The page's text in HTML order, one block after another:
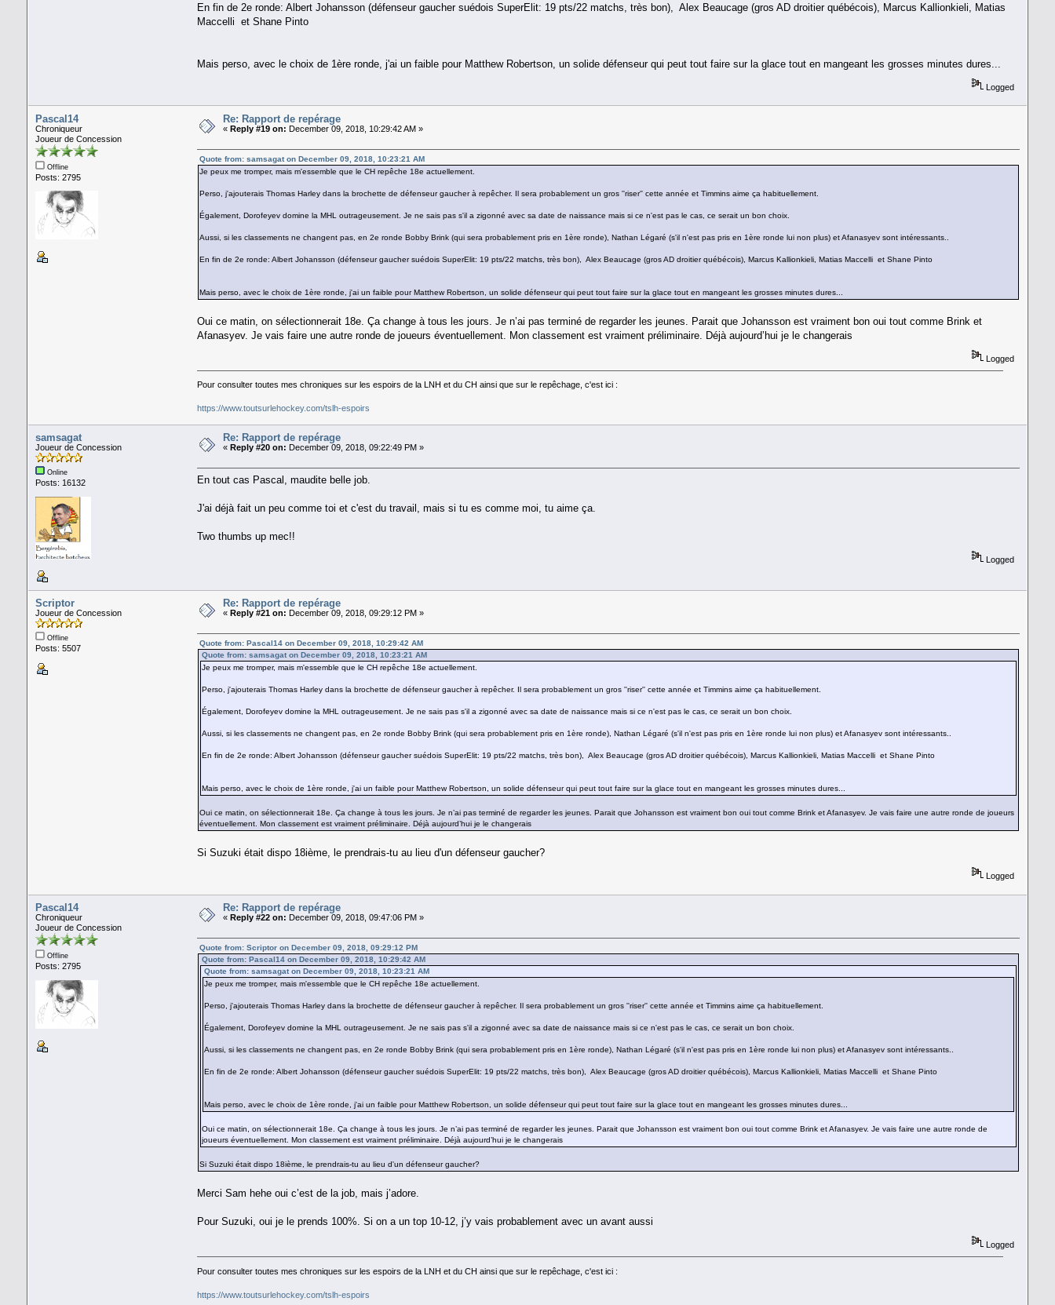
En fin de 2e ronde: Albert Johansson (défenseur gaucher suédois SuperElit: 19 pts/22 matchs, très bon), Alex Beaucage (gros AD droitier québécois), Marcus Kallionkieli, Matias
Maccelli et Shane Pinto
Mais perso, avec le choix de 1ère ronde, j'ai un faible pour Matthew Robertson, un solide défenseur qui peut tout faire sur la glace tout en mangeant les grosses minutes dures...
Logged
Pascal14
Chroniqueur
Joueur de Concession
Offline
Posts: 2795
Re: Rapport de repérage
« Reply #19 on: December 09, 2018, 10:29:42 AM »
Quote from: samsagat on December 09, 2018, 10:23:21 AM
Je peux me tromper, mais m'essemble que le CH repêche 18e actuellement.
Perso, j'ajouterais Thomas Harley dans la brochette de défenseur gaucher à repêcher. Il sera probablement un gros ''riser'' cette année et Timmins aime ça habituellement.
Également, Dorofeyev domine la MHL outrageusement. Je ne sais pas s'il a zigonné avec sa date de naissance mais si ce n'est pas le cas, ce serait un bon choix.
Aussi, si les classements ne changent pas, en 2e ronde Bobby Brink (qui sera probablement pris en 1ère ronde), Nathan Légaré (s'il n'est pas pris en 1ère ronde lui non plus) et Afanasyev sont intéressants..
En fin de 2e ronde: Albert Johansson (défenseur gaucher suédois SuperElit: 19 pts/22 matchs, très bon), Alex Beaucage (gros AD droitier québécois), Marcus Kallionkieli, Matias Maccelli et Shane Pinto
Mais perso, avec le choix de 1ère ronde, j'ai un faible pour Matthew Robertson, un solide défenseur qui peut tout faire sur la glace tout en mangeant les grosses minutes dures...
Oui ce matin, on sélectionnerait 18e. Ça change à tous les jours. Je n’ai pas terminé de regarder les jeunes. Parait que Johansson est vraiment bon oui tout comme Brink et
Afanasyev. Je vais faire une autre ronde de joueurs éventuellement. Mon classement est vraiment préliminaire. Déjà aujourd’hui je le changerais
Logged
Pour consulter toutes mes chroniques sur les espoirs de la LNH et du CH ainsi que sur le repêchage, c'est ici :
https://www.toutsurlehockey.com/tslh-espoirs
samsagat
Joueur de Concession
Online
Posts: 16132
Re: Rapport de repérage
« Reply #20 on: December 09, 2018, 09:22:49 PM »
En tout cas Pascal, maudite belle job.
J'ai déjà fait un peu comme toi et c'est du travail, mais si tu es comme moi, tu aime ça.
Two thumbs up mec!!
Logged
Scriptor
Joueur de Concession
Offline
Posts: 5507
Re: Rapport de repérage
« Reply #21 on: December 09, 2018, 09:29:12 PM »
Quote from: Pascal14 on December 09, 2018, 10:29:42 AM
Quote from: samsagat on December 09, 2018, 10:23:21 AM
Je peux me tromper, mais m'essemble que le CH repêche 18e actuellement.
Perso, j'ajouterais Thomas Harley dans la brochette de défenseur gaucher à repêcher. Il sera probablement un gros ''riser'' cette année et Timmins aime ça habituellement.
Également, Dorofeyev domine la MHL outrageusement. Je ne sais pas s'il a zigonné avec sa date de naissance mais si ce n'est pas le cas, ce serait un bon choix.
Aussi, si les classements ne changent pas, en 2e ronde Bobby Brink (qui sera probablement pris en 1ère ronde), Nathan Légaré (s'il n'est pas pris en 1ère ronde lui non plus) et Afanasyev sont intéressants..
En fin de 2e ronde: Albert Johansson (défenseur gaucher suédois SuperElit: 19 pts/22 matchs, très bon), Alex Beaucage (gros AD droitier québécois), Marcus Kallionkieli, Matias Maccelli et Shane Pinto
Mais perso, avec le choix de 1ère ronde, j'ai un faible pour Matthew Robertson, un solide défenseur qui peut tout faire sur la glace tout en mangeant les grosses minutes dures...
Oui ce matin, on sélectionnerait 18e. Ça change à tous les jours. Je n’ai pas terminé de regarder les jeunes. Parait que Johansson est vraiment bon oui tout comme Brink et Afanasyev. Je vais faire une autre ronde de joueurs
éventuellement. Mon classement est vraiment préliminaire. Déjà aujourd’hui je le changerais
Si Suzuki était dispo 18ième, le prendrais-tu au lieu d'un défenseur gaucher?
Logged
Pascal14
Chroniqueur
Joueur de Concession
Offline
Posts: 2795
Re: Rapport de repérage
« Reply #22 on: December 09, 2018, 09:47:06 PM »
Quote from: Scriptor on December 09, 2018, 09:29:12 PM
Quote from: Pascal14 on December 09, 2018, 10:29:42 AM
Quote from: samsagat on December 09, 2018, 10:23:21 AM
Je peux me tromper, mais m'essemble que le CH repêche 18e actuellement.
Perso, j'ajouterais Thomas Harley dans la brochette de défenseur gaucher à repêcher. Il sera probablement un gros ''riser'' cette année et Timmins aime ça habituellement.
Également, Dorofeyev domine la MHL outrageusement. Je ne sais pas s'il a zigonné avec sa date de naissance mais si ce n'est pas le cas, ce serait un bon choix.
Aussi, si les classements ne changent pas, en 2e ronde Bobby Brink (qui sera probablement pris en 1ère ronde), Nathan Légaré (s'il n'est pas pris en 1ère ronde lui non plus) et Afanasyev sont intéressants..
En fin de 2e ronde: Albert Johansson (défenseur gaucher suédois SuperElit: 19 pts/22 matchs, très bon), Alex Beaucage (gros AD droitier québécois), Marcus Kallionkieli, Matias Maccelli et Shane Pinto
Mais perso, avec le choix de 1ère ronde, j'ai un faible pour Matthew Robertson, un solide défenseur qui peut tout faire sur la glace tout en mangeant les grosses minutes dures...
Oui ce matin, on sélectionnerait 18e. Ça change à tous les jours. Je n’ai pas terminé de regarder les jeunes. Parait que Johansson est vraiment bon oui tout comme Brink et Afanasyev. Je vais faire une autre ronde de
joueurs éventuellement. Mon classement est vraiment préliminaire. Déjà aujourd’hui je le changerais
Si Suzuki était dispo 18ième, le prendrais-tu au lieu d'un défenseur gaucher?
Merci Sam hehe oui c’est de la job, mais j’adore.
Pour Suzuki, oui je le prends 100%. Si on a un top 10-12, j’y vais probablement avec un avant aussi
Logged
Pour consulter toutes mes chroniques sur les espoirs de la LNH et du CH ainsi que sur le repêchage, c'est ici :
https://www.toutsurlehockey.com/tslh-espoirs